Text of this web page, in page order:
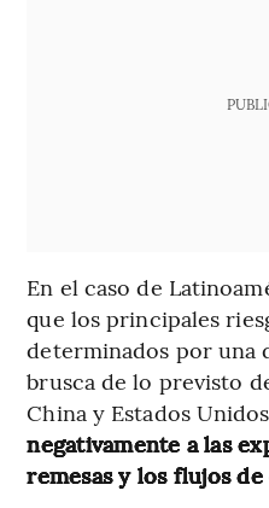
En el caso de
que los principales
determinados por una
brusca de lo previsto
China y Estados
negativamente a las
remesas y los flujos de